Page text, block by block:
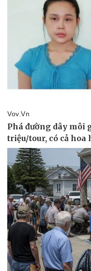
Pháp luật
Tin nóng
Tư vấn luật